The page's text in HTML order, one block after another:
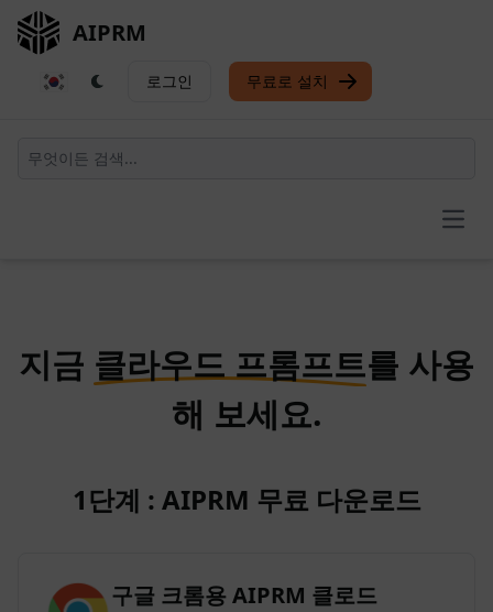
AIPRM
로그인 무료로 설치
지금 클라우드 프롬프트를 사용
해 보세요.
1단계 : AIPRM 무료 다운로드
구글 크롬용 AIPRM 클로드